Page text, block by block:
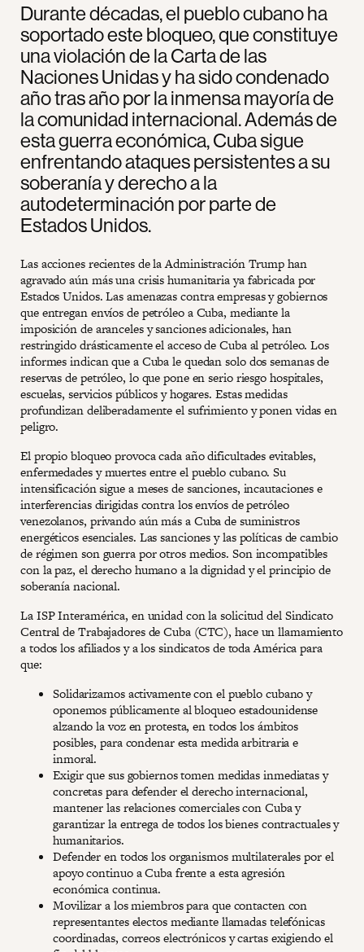
Durante décadas, el pueblo cubano ha
soportado este bloqueo, que constituye
una violación de la Carta de las
Naciones Unidas y ha sido condenado
año tras año por la inmensa mayoría de
la comunidad internacional. Además de
esta guerra económica, Cuba sigue
enfrentando ataques persistentes a su
soberanía y derecho a la
autodeterminación por parte de
Estados Unidos.
Las acciones recientes de la Administración Trump han
agravado aún más una crisis humanitaria ya fabricada por
Estados Unidos. Las amenazas contra empresas y gobiernos
que entregan envíos de petróleo a Cuba, mediante la
imposición de aranceles y sanciones adicionales, han
restringido drásticamente el acceso de Cuba al petróleo. Los
informes indican que a Cuba le quedan solo dos semanas de
reservas de petróleo, lo que pone en serio riesgo hospitales,
escuelas, servicios públicos y hogares. Estas medidas
profundizan deliberadamente el sufrimiento y ponen vidas en
peligro.
El propio bloqueo provoca cada año dificultades evitables,
enfermedades y muertes entre el pueblo cubano. Su
intensificación sigue a meses de sanciones, incautaciones e
interferencias dirigidas contra los envíos de petróleo
venezolanos, privando aún más a Cuba de suministros
energéticos esenciales. Las sanciones y las políticas de cambio
de régimen son guerra por otros medios. Son incompatibles
con la paz, el derecho humano a la dignidad y el principio de
soberanía nacional.
La ISP Interamérica, en unidad con la solicitud del Sindicato
Central de Trabajadores de Cuba (CTC), hace un llamamiento
a todos los afiliados y a los sindicatos de toda América para
que:
Solidarizamos activamente con el pueblo cubano y
oponemos públicamente al bloqueo estadounidense
alzando la voz en protesta, en todos los ámbitos
posibles, para condenar esta medida arbitraria e
inmoral.
Exigir que sus gobiernos tomen medidas inmediatas y
concretas para defender el derecho internacional,
mantener las relaciones comerciales con Cuba y
garantizar la entrega de todos los bienes contractuales y
humanitarios.
Defender en todos los organismos multilaterales por el
apoyo continuo a Cuba frente a esta agresión
económica continua.
Movilizar a los miembros para que contacten con
representantes electos mediante llamadas telefónicas
coordinadas, correos electrónicos y cartas exigiendo el